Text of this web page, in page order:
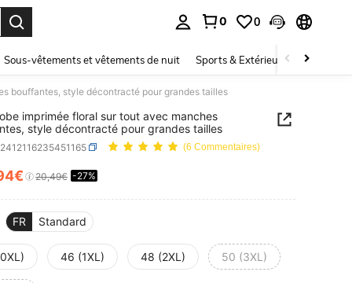
0 0
Sous-vêtements et vêtements de nuit Sports & Extérieur Enfants
bouffantes, style décontracté pour grandes tailles
imprimée floral sur tout avec manches
style décontracté pour grandes tailles
(6 Commentaires)
AND AVAILABILITY
20,49€ -27%
FR Standard
46 (1XL) 48 (2XL) 50 (3XL)